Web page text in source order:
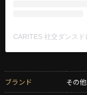
ブランド その他